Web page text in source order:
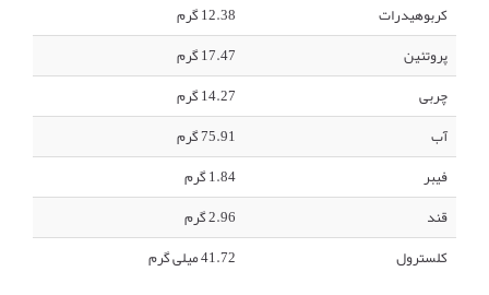
کربوهیدرات
12.38 گرم
پروتئین
17.47 گرم
چربی
14.27 گرم
آب
75.91 گرم
فیبر
1.84 گرم
قند
2.96 گرم
کلسترول
41.72 میلی گرم